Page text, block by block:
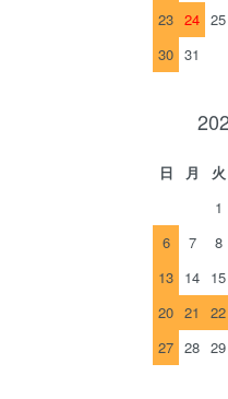
23 24 25
30 31
日 月 火
1
6
7 8
13 14 15
20 21 22
27 28 29